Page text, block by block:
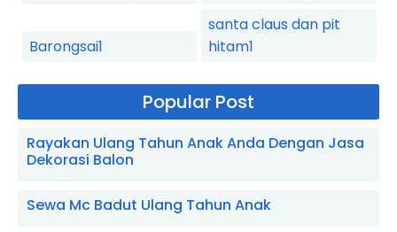
Barongsai1
santa claus dan pit
hitam1
Popular Post
Rayakan Ulang Tahun Anak Anda Dengan Jasa
Dekorasi Balon
Sewa Mc Badut Ulang Tahun Anak